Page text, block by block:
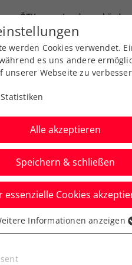
ÖTV Landesverbände
Services Über
U8/
Bälle,
werden Cookies verwendet.
es uns andere
Webseite zu
Statistiken
Alle akzeptieren
Speichern & schließen
essenzielle Cookies
werden für grundlegende
ist gewährleistet, dass
Informationen anzeigen